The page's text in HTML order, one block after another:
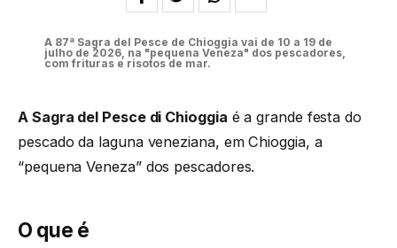
A 87ª Sagra del Pesce de Chioggia vai de 10 a 19 de
julho de 2026, na "pequena Veneza" dos pescadores,
com frituras e risotos de mar.
A Sagra del Pesce di Chioggia é a grande festa do
pescado da laguna veneziana, em Chioggia, a
“pequena Veneza” dos pescadores.
O que é